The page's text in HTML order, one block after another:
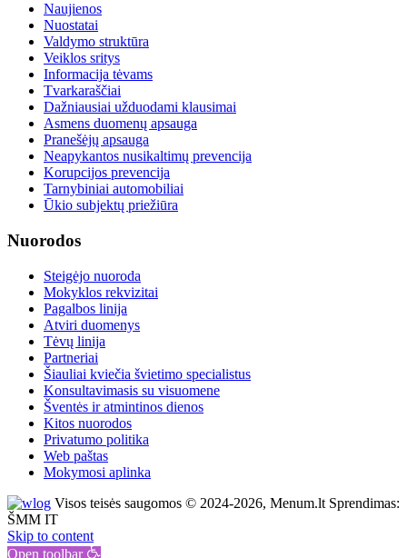
Naujienos
Nuostatai
Valdymo struktūra
Veiklos sritys
Informacija tėvams
Tvarkaraščiai
Dažniausiai užduodami klausimai
Asmens duomenų apsauga
Pranešėjų apsauga
Neapykantos nusikaltimų prevencija
Korupcijos prevencija
Tarnybiniai automobiliai
Ūkio subjektų priežiūra
Nuorodos
Steigėjo nuoroda
Mokyklos rekvizitai
Pagalbos linija
Atviri duomenys
Tėvų linija
Partneriai
Šiauliai kviečia švietimo specialistus
Konsultavimasis su visuomene
Šventės ir atmintinos dienos
Kitos nuorodos
Privatumo politika
Web paštas
Mokymosi aplinka
Visos teisės saugomos © 2024-2026, Menum.lt Sprendimas:
ŠMM IT
Skip to content
Open toolbar